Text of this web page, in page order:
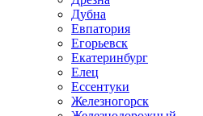
Дубна
Евпатория
Егорьевск
Екатеринбург
Елец
Ессентуки
Железногорск